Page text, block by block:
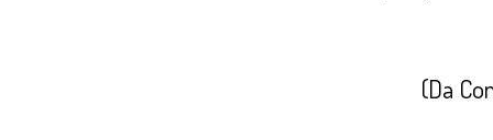
(Da